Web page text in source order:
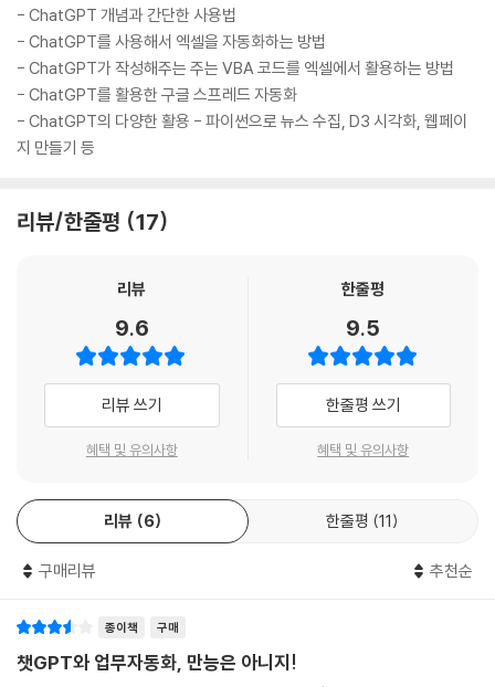
___여러 엑셀 파일을 하나로 합치자
___런타임 오류를 해결하자
___열 제목이 계속 추가되는 것을 막자
16. 통합시트를 지점별로 쪼개서 파일 만들기
___통합시트를 지점별 시트로 나누기
___각 시트를 새 엑셀 파일로 만들기
___오피스 전문가로 소문난 김 주임
___엑셀 말고 구글 시트에서도 자동화할 수 있을까?
18. 휴대폰 번호 형식 통일하기
___휴대폰 번호가 이상하다
___구글 앱스 스크립트를 써 보자
___코드를 살펴보자
___휴대폰 번호 형식도 통일하자
___해당 함수가 삭제되었습니다?
___구글 앱스 스크립트도 VBA랑 비슷하다
19_ 이메일만 추출하기
___한글 오타를 어떻게 해결해야 할까?
___한글이나 특수 문자를 없애자
___이메일 형식이 아닌 셀을 찾아 노란색으로 칠하자
- ChatGPT 개념과 간단한 사용법
- ChatGPT를 사용해서 엑셀을 자동화하는 방법
- ChatGPT가 작성해주는 주는 VBA 코드를 엑셀에서 활용하는 방법
- ChatGPT를 활용한 구글 스프레드 자동화
- ChatGPT의 다양한 활용 - 파이썬으로 뉴스 수집, D3 시각화, 웹페이
지 만들기 등
리뷰/한줄평 17
리뷰
9.6
리뷰 쓰기
혜택 및 유의사항
한줄평
9.5
한줄평 쓰기
혜택 및 유의사항
리뷰 6 한줄평 11
구매리뷰 추천순
종이책 구매
챗GPT와 업무자동화, 만능은 아니지!